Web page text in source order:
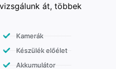
vizsgálunk át, többek
Kamerák
Készülék előélet
Akkumulátor